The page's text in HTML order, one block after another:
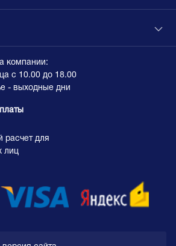
компании:
с 10.00 до 18.00
- выходные дни
расчет для
лиц